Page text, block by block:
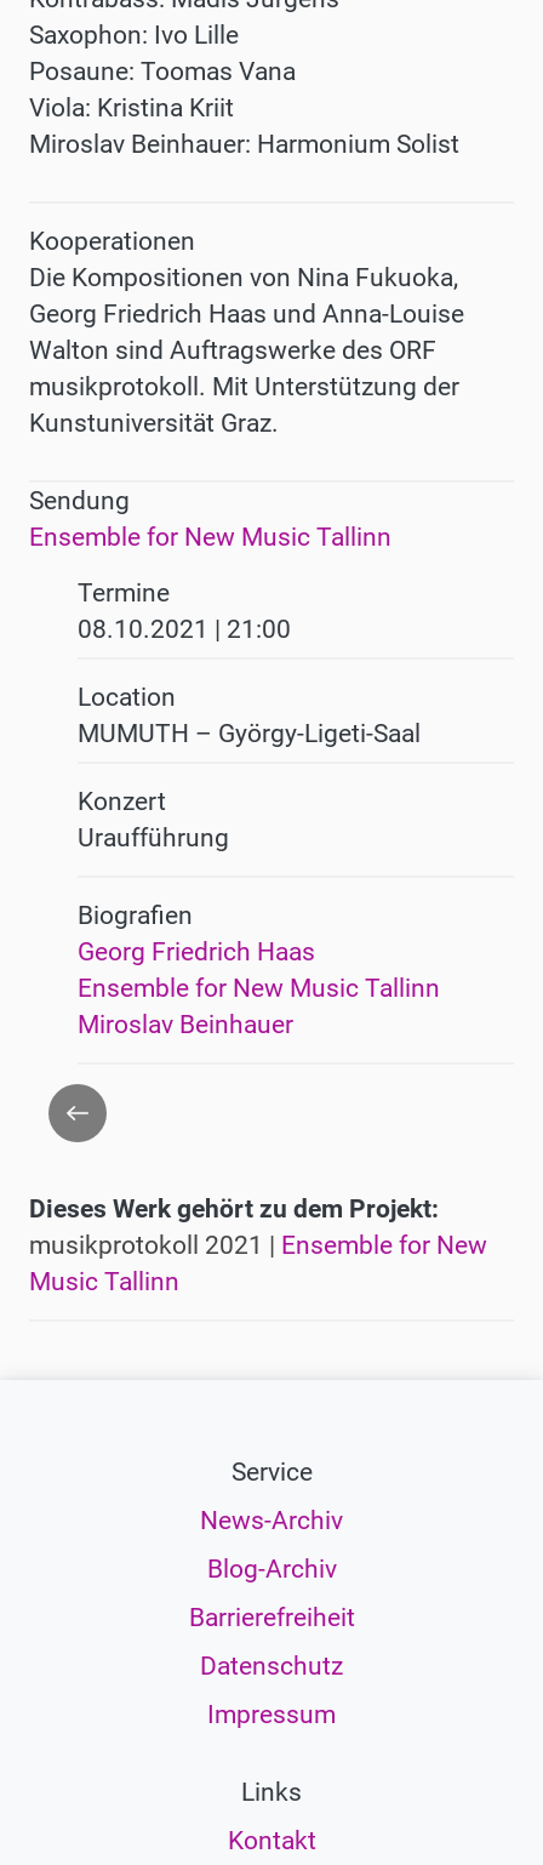
Saxophon: Ivo Lille
Posaune: Toomas Vana
Viola: Kristina Kriit
Miroslav Beinhauer: Harmonium Solist
Kooperationen
Die Kompositionen von Nina Fukuoka,
Georg Friedrich Haas und Anna-Louise
Walton sind Auftragswerke des ORF
musikprotokoll. Mit Unterstützung der
Kunstuniversität Graz.
Sendung
Ensemble for New Music Tallinn
Termine
08.10.2021 | 21:00
Location
MUMUTH – György-Ligeti-Saal
Konzert
Uraufführung
Biografien
Georg Friedrich Haas
Ensemble for New Music Tallinn
Miroslav Beinhauer
Zurück
Dieses Werk gehört zu dem Projekt:
musikprotokoll 2021 | Ensemble for New
Music Tallinn
Service
News-Archiv
Blog-Archiv
Barrierefreiheit
Datenschutz
Impressum
Links
Kontakt